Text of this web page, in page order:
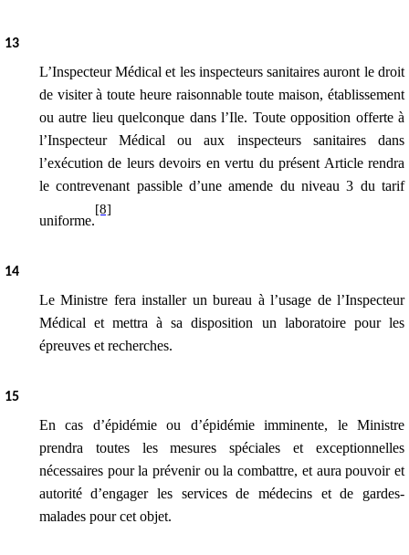
13
L’Inspecteur Médical et les inspecteurs sanitaires auront le droit
de visiter à toute heure raisonnable toute maison, établissement
ou autre lieu quelconque dans l’Ile. Toute opposition offerte à
l’Inspecteur Médical ou aux inspecteurs sanitaires dans
l’exécution de leurs devoirs en vertu du présent Article rendra
le contrevenant passible d’une amende du niveau 3 du tarif
uniforme.
[8]
14
Le Ministre fera installer un bureau à l’usage de l’Inspecteur
Médical et mettra à sa disposition un laboratoire pour les
épreuves et recherches.
15
En cas d’épidémie ou d’épidémie imminente, le Ministre
prendra toutes les mesures spéciales et exceptionnelles
nécessaires pour la prévenir ou la combattre, et aura pouvoir et
autorité d’engager les services de médecins et de gardes-
malades pour cet objet.